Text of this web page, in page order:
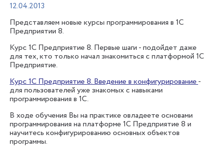
12.04.2013
Представляем новые курсы программирования в 1С
Предприятии 8.
Курс 1С Предприятие 8. Первые шаги - подойдет даже
для тех, кто только начал знакомиться с платформой 1С
Предприятие.
Курс 1С Предприятие 8. Введение в конфигурирование-
для пользователей уже знакомых с навыками
программирования в 1С.
В ходе обучения Вы на практике овладеете основами
программирования на платформе 1С Предприятие 8 и
научитесь конфигурированию основных объектов
программы.